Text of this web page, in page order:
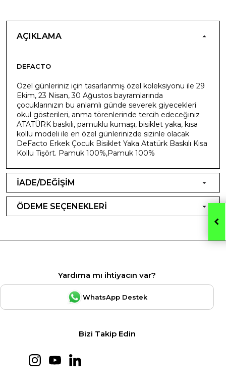
AÇIKLAMA
DEFACTO
Özel günleriniz için tasarlanmış özel koleksiyonu ile 29
Ekim, 23 Nisan, 30 Ağustos bayramlarında
çocuklarınızın bu anlamlı günde severek giyecekleri
okul gösterileri, anma törenlerinde tercih edeceğiniz
ATATÜRK baskılı, pamuklu kumaşı, bisiklet yaka, kısa
kollu modeli ile en özel günlerinizde sizinle olacak
DeFacto Erkek Çocuk Bisiklet Yaka Atatürk Baskılı Kısa
Kollu Tişört. Pamuk 100%,Pamuk 100%
İADE/DEĞİŞİM
ÖDEME SEÇENEKLERİ
Yardıma mı ihtiyacın var?
WhatsApp Destek
Bizi Takip Edin